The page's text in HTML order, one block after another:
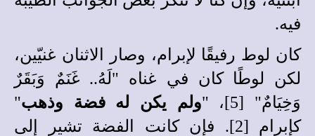
فيه.
كان لوط رفيقًا لإبرام، وصار الاثنان غنيّين،
لكن لوطًا كان في غناه "لَهُ.. غَنَمٌ وَبَقَرٌ
وَخِيَامٌ" [5]، "
ولم يكن له فضة وذهب"
كإبرام [2]. فإن كانت الفضة تشير إلى